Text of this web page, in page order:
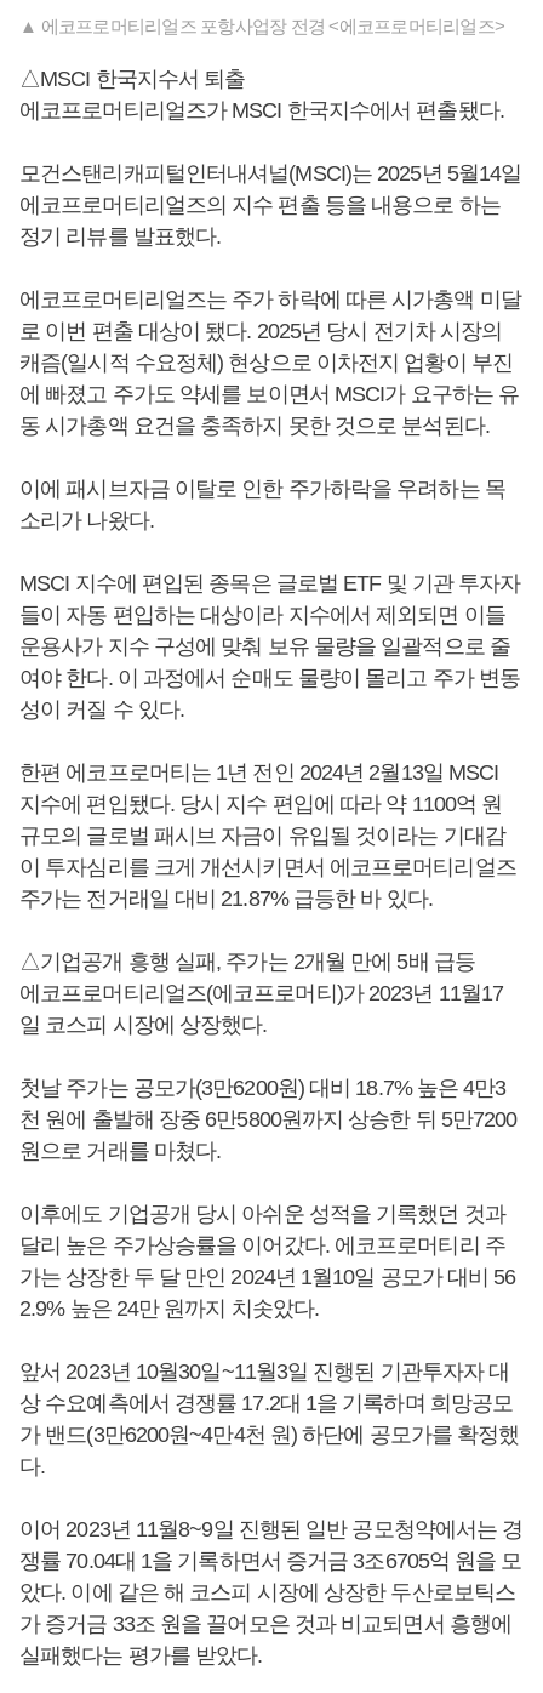
▲ 에코프로머티리얼즈 포항사업장 전경 <에코프로머티리얼즈>
△MSCI 한국지수서 퇴출
에코프로머티리얼즈가 MSCI 한국지수에서 편출됐다.
모건스탠리캐피털인터내셔널(MSCI)는 2025년 5월14일
에코프로머티리얼즈의 지수 편출 등을 내용으로 하는
정기 리뷰를 발표했다.
에코프로머티리얼즈는 주가 하락에 따른 시가총액 미달
로 이번 편출 대상이 됐다. 2025년 당시 전기차 시장의
캐즘(일시적 수요정체) 현상으로 이차전지 업황이 부진
에 빠졌고 주가도 약세를 보이면서 MSCI가 요구하는 유
동 시가총액 요건을 충족하지 못한 것으로 분석된다.
이에 패시브자금 이탈로 인한 주가하락을 우려하는 목
소리가 나왔다.
MSCI 지수에 편입된 종목은 글로벌 ETF 및 기관 투자자
들이 자동 편입하는 대상이라 지수에서 제외되면 이들
운용사가 지수 구성에 맞춰 보유 물량을 일괄적으로 줄
여야 한다. 이 과정에서 순매도 물량이 몰리고 주가 변동
성이 커질 수 있다.
한편 에코프로머티는 1년 전인 2024년 2월13일 MSCI
지수에 편입됐다. 당시 지수 편입에 따라 약 1100억 원
규모의 글로벌 패시브 자금이 유입될 것이라는 기대감
이 투자심리를 크게 개선시키면서 에코프로머티리얼즈
주가는 전거래일 대비 21.87% 급등한 바 있다.
△기업공개 흥행 실패, 주가는 2개월 만에 5배 급등
에코프로머티리얼즈(에코프로머티)가 2023년 11월17
일 코스피 시장에 상장했다.
첫날 주가는 공모가(3만6200원) 대비 18.7% 높은 4만3
천 원에 출발해 장중 6만5800원까지 상승한 뒤 5만7200
원으로 거래를 마쳤다.
이후에도 기업공개 당시 아쉬운 성적을 기록했던 것과
달리 높은 주가상승률을 이어갔다. 에코프로머티리 주
가는 상장한 두 달 만인 2024년 1월10일 공모가 대비 56
2.9% 높은 24만 원까지 치솟았다.
앞서 2023년 10월30일~11월3일 진행된 기관투자자 대
상 수요예측에서 경쟁률 17.2대 1을 기록하며 희망공모
가 밴드(3만6200원~4만4천 원) 하단에 공모가를 확정했
다.
이어 2023년 11월8~9일 진행된 일반 공모청약에서는 경
쟁률 70.04대 1을 기록하면서 증거금 3조6705억 원을 모
았다. 이에 같은 해 코스피 시장에 상장한 두산로보틱스
가 증거금 33조 원을 끌어모은 것과 비교되면서 흥행에
실패했다는 평가를 받았다.